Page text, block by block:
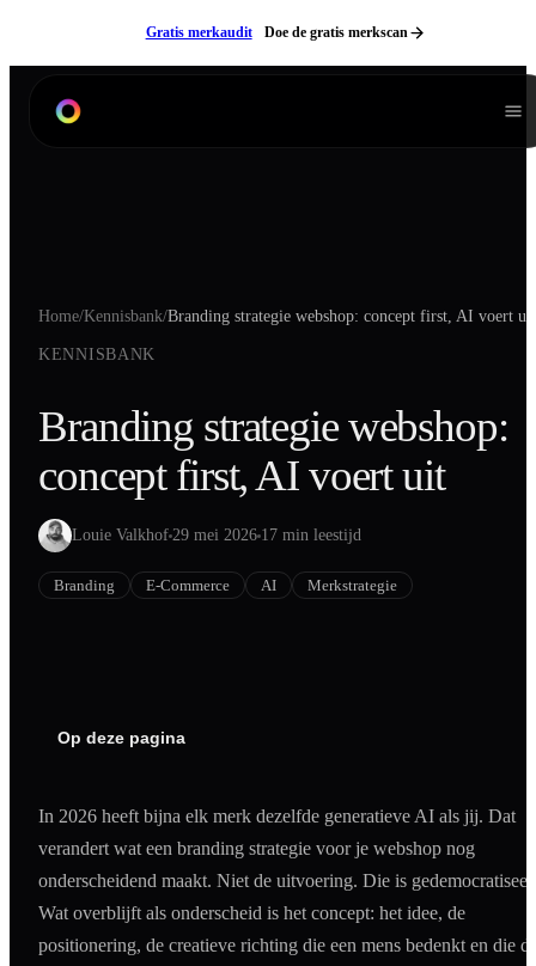
Gratis merkaudit Doe de gratis merkscan
Digitale Handleidingen
Productfotografie
Lifestyle Fotografie
Videografie
SEO
NL EN
Home/Kennisbank/Branding strategie webshop: concept first, AI voert uit
KENNISBANK
Branding strategie webshop:
concept first, AI voert uit
Louie Valkhof 29 mei 2026 17 min leestijd
Branding E-Commerce AI Merkstrategie
Op deze pagina
In 2026 heeft bijna elk merk dezelfde generatieve AI als jij. Dat
verandert wat een branding strategie voor je webshop nog
onderscheidend maakt. Niet de uitvoering. Die is
Wat overblijft als onderscheid is het concept: het idee, de
positionering, de creatieve richting die een mens bedenkt en die